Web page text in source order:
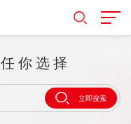
任你选择
立即搜索